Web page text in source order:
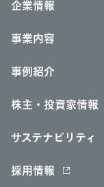
企業情報
事業内容
事例紹介
株主・投資家情報
サステナビリティ
採用情報